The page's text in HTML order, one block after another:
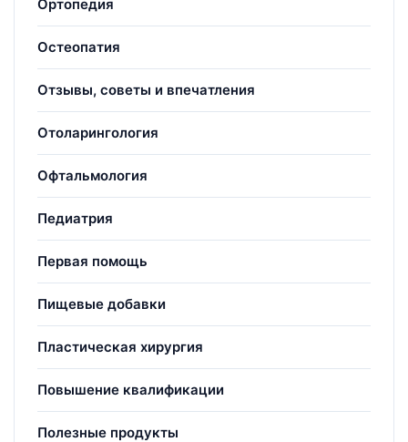
Ортопедия
Остеопатия
Отзывы, советы и впечатления
Отоларингология
Офтальмология
Педиатрия
Первая помощь
Пищевые добавки
Пластическая хирургия
Повышение квалификации
Полезные продукты